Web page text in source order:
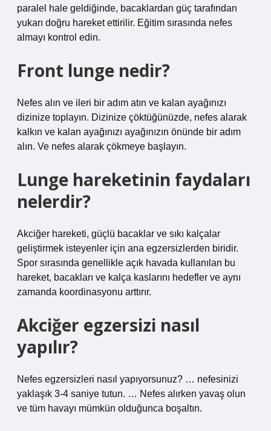
paralel hale geldiğinde, bacaklardan güç tarafından
yukarı doğru hareket ettirilir. Eğitim sırasında nefes
almayı kontrol edin.
Front lunge nedir?
Nefes alın ve ileri bir adım atın ve kalan ayağınızı
dizinize toplayın. Dizinize çöktüğünüzde, nefes alarak
kalkın ve kalan ayağınızı ayağınızın önünde bir adım
alın. Ve nefes alarak çökmeye başlayın.
Lunge hareketinin faydaları
nelerdir?
Akciğer hareketi, güçlü bacaklar ve sıkı kalçalar
geliştirmek isteyenler için ana egzersizlerden biridir.
Spor sırasında genellikle açık havada kullanılan bu
hareket, bacakları ve kalça kaslarını hedefler ve aynı
zamanda koordinasyonu arttırır.
Akciğer egzersizi nasıl
yapılır?
Nefes egzersizleri nasıl yapıyorsunuz? … nefesinizi
yaklaşık 3-4 saniye tutun. … Nefes alırken yavaş olun
ve tüm havayı mümkün olduğunca boşaltın.